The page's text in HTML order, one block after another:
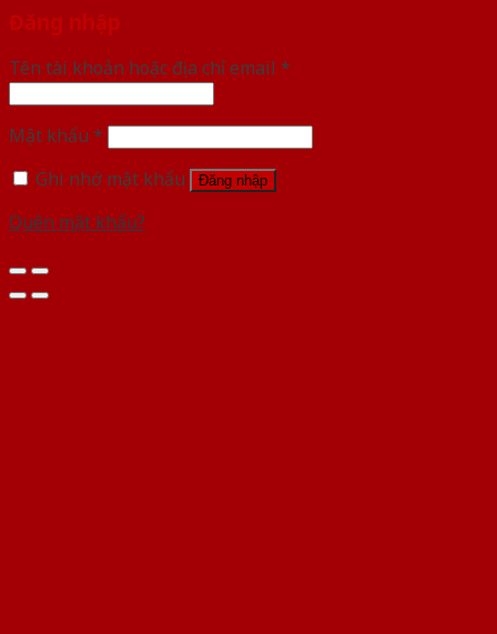
Đăng nhập
Tên tài khoản hoặc địa chỉ email *
Mật khẩu *
Ghi nhớ mật khẩu
Đăng nhập
Quên mật khẩu?